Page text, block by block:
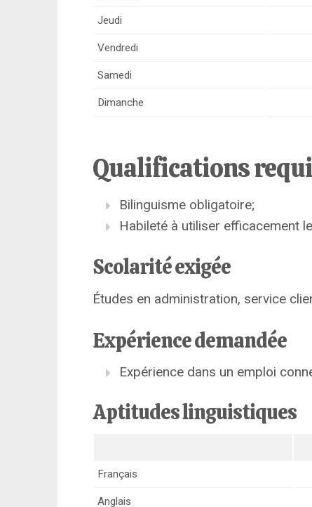
Jeudi
Vendredi
Samedi
Dimanche
Qualifications
Bilinguisme obligatoire;
Habileté à utiliser efficacement
Scolarité exigée
Études en administration, service
Expérience demandée
Expérience dans un emploi
Aptitudes linguistiques
Français
Anglais